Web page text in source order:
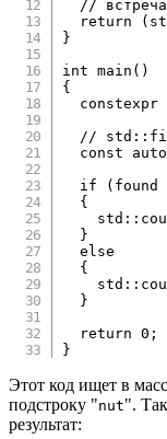
//
return
(
}
int
main ( )
{
constexpr
//
const
auto
if
( found
{
    std
::
}
else
{
    std
::
}
return
0 ;
}
Этот код ищет в
подстроку "nut".
результат: